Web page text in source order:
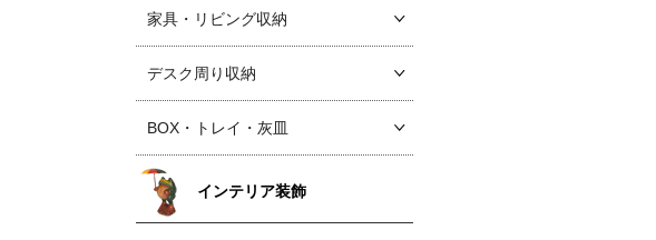
家具・リビング収納
デスク周り収納
BOX・トレイ・灰皿
インテリア装飾